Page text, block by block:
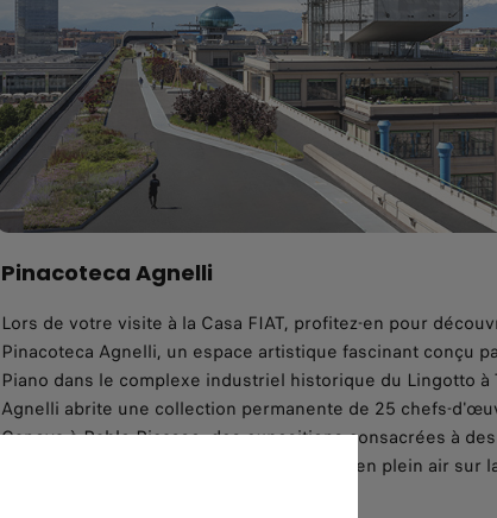
Pinacoteca Agnelli
Lors de votre visite à la Casa FIAT, profitez-en pour
Pinacoteca Agnelli, un espace artistique fascinant conçu
Piano dans le complexe industriel historique du Lingotto à
Agnelli abrite une collection permanente de 25 chefs-
Canova à Pablo Picasso, des expositions consacrées à
pionniers et des installations multimédias en plein air sur